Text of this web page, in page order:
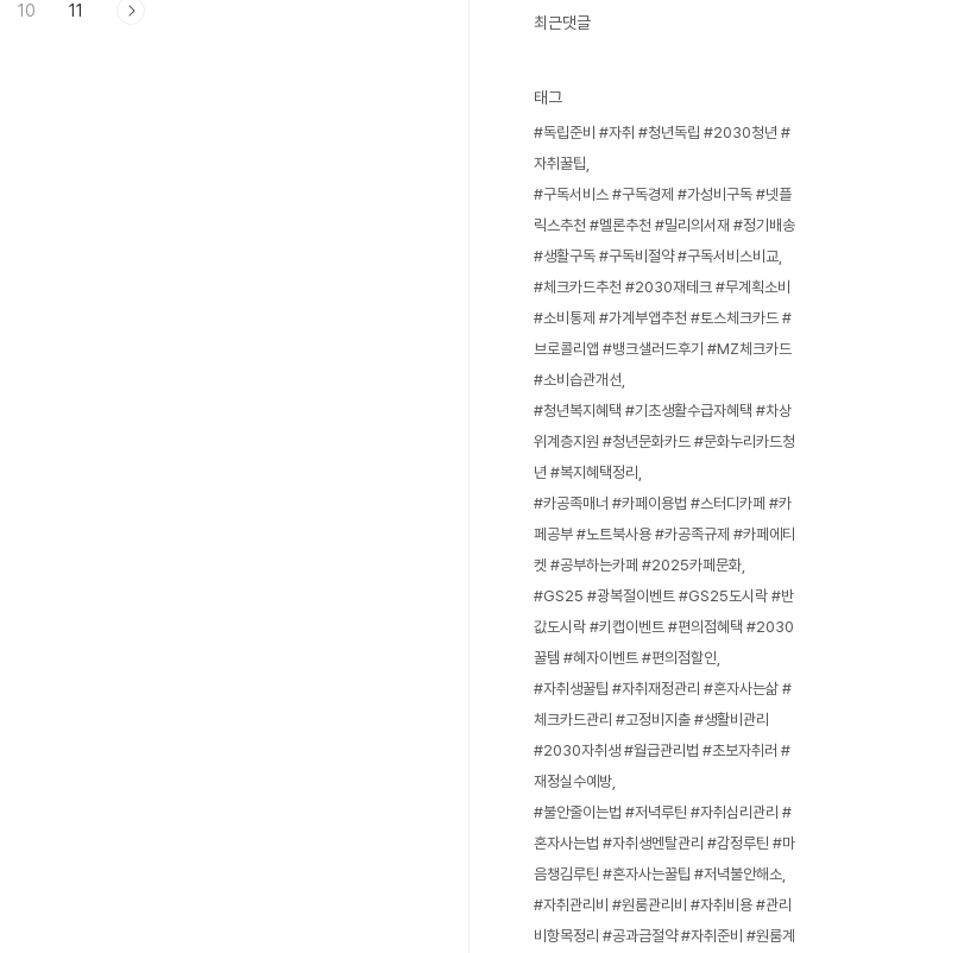
금액만 보
독립을 준비하다 보면 예상보다 훨씬 복잡하
10 11
최근댓글
태그
#독립준비 #자취 #청년독립 #2030청년 #
자취꿀팁
#구독서비스 #구독경제 #가성비구독 #넷플
릭스추천 #멜론추천 #밀리의서재 #정기배송
#생활구독 #구독비절약 #구독서비스비교
#체크카드추천 #2030재테크 #무계획소비
#소비통제 #가계부앱추천 #토스체크카드 #
브로콜리앱 #뱅크샐러드후기 #MZ체크카드
#소비습관개선
#청년복지혜택 #기초생활수급자혜택 #차상
위계층지원 #청년문화카드 #문화누리카드청
년 #복지혜택정리
#카공족매너 #카페이용법 #스터디카페 #카
페공부 #노트북사용 #카공족규제 #카페에티
켓 #공부하는카페 #2025카페문화
#GS25 #광복절이벤트 #GS25도시락 #반
값도시락 #키캡이벤트 #편의점혜택 #2030
꿀템 #혜자이벤트 #편의점할인
#자취생꿀팁 #자취재정관리 #혼자사는삶 #
체크카드관리 #고정비지출 #생활비관리
#2030자취생 #월급관리법 #초보자취러 #
재정실수예방
#불안줄이는법 #저녁루틴 #자취심리관리 #
혼자사는법 #자취생멘탈관리 #감정루틴 #마
음챙김루틴 #혼자사는꿀팁 #저녁불안해소
#자취관리비 #원룸관리비 #자취비용 #관리
비항목정리 #공과금절약 #자취준비 #원룸계